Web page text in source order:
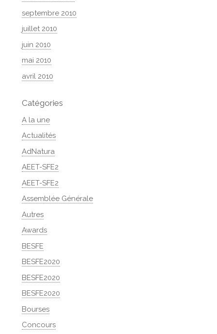
septembre 2010
juillet 2010
juin 2010
mai 2010
avril 2010
Catégories
A la une
Actualités
AdNatura
AEET-SFE2
AEET-SFE2
Assemblée Générale
Autres
Awards
BESFE
BESFE2020
BESFE2020
BESFE2020
Bourses
Concours